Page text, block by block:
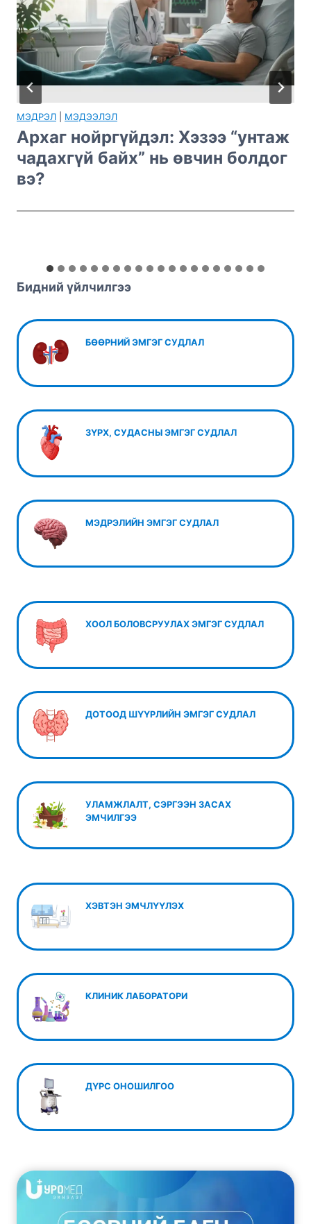
БӨӨР|МЭДЭЭЛЭЛ
Шээсэнд цус илрэх нь ямар
аюултай вэ? Шалтгаан,
оношилгоо ба анхаарах шинж
Бидний үйлчилгээ
БӨӨРНИЙ ЭМГЭГ СУДЛАЛ
ЗҮРХ, СУДАСНЫ ЭМГЭГ СУДЛАЛ
МЭДРЭЛИЙН ЭМГЭГ СУДЛАЛ
ХООЛ БОЛОВСРУУЛАХ ЭМГЭГ СУДЛАЛ
ДОТООД ШҮҮРЛИЙН ЭМГЭГ СУДЛАЛ
УЛАМЖЛАЛТ, СЭРГЭЭН ЗАСАХ
ЭМЧИЛГЭЭ
ХЭВТЭН ЭМЧЛҮҮЛЭХ
КЛИНИК ЛАБОРАТОРИ
ДҮРС ОНОШИЛГОО